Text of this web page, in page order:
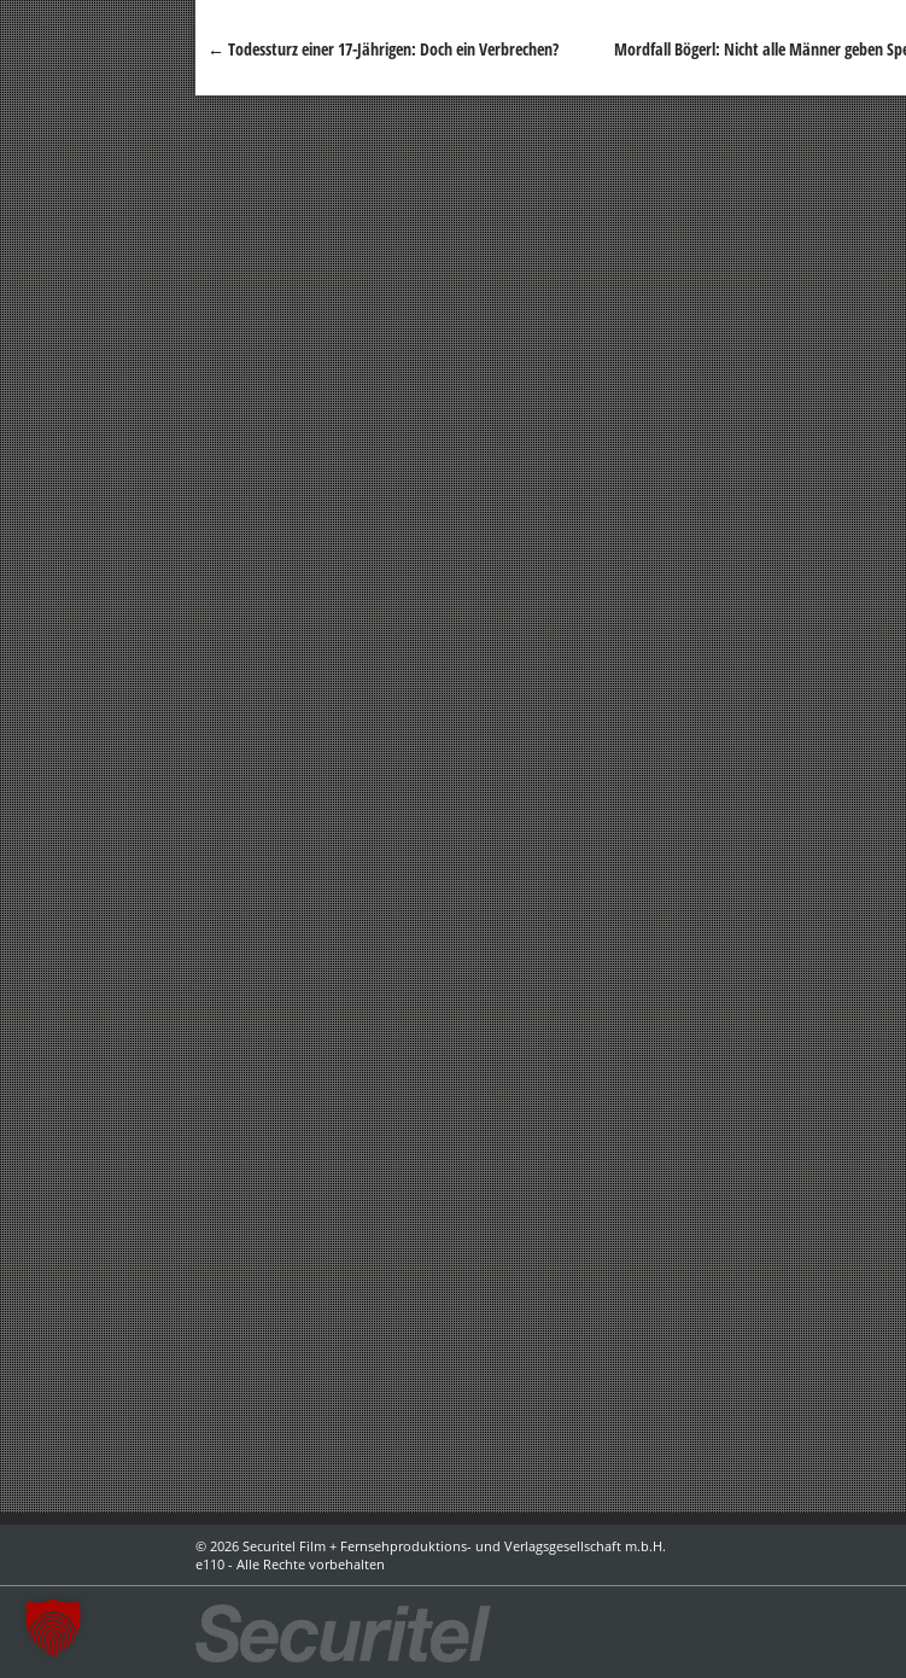
Beitragsnavigation
← Todessturz einer 17-Jährigen: Doch ein Verbrechen?
Mordfall Bögerl: Nicht alle Männer geben
© 2026 Securitel Film + Fernsehproduktions- und Verlagsgesellschaft m.b.H.
e110 - Alle Rechte vorbehalten